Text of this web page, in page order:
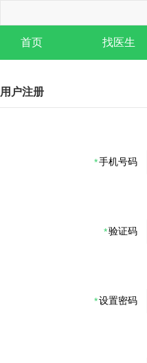
首页 找医生
用户注册
手机号码
验证码
设置密码